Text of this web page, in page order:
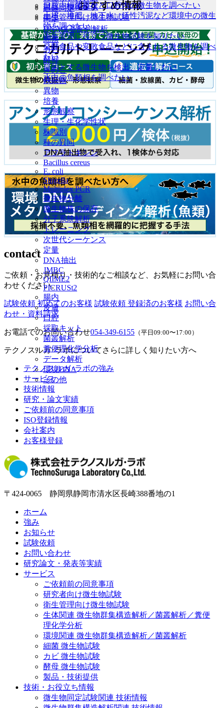
口腔内細菌叢など口腔内の微生物を調べたい
土壌、堆肥、地下水、活性汚泥など環境中の微生
物を調べたい
衛生管理に役立つ微生物試験を知りたい
発酵食品や変敗食品などに含まれる微生物を調べ
たい
目的とする微生物を検出、定量したい
水中の魚類相を調べたい
製品・技術提供
衛生管理向け微生物試験
迅速同定
同定
DNA塩基配列解析
細菌
カビ
酵母
きのこ
鉄細菌
異物
培養
形態観察
生理・生化学性状
株識別
種の異同
アフラトキシン
Bacillus cereus
E. coli
Shigella
Multiplex PCR
微生物分離
微生物株の保存
分子系統解析
トレーニング
次世代シーケンス
定量
DNA抽出
JMBC
QIIME2
PICRUSt2
腸内
皮膚
口腔
採取キット
菌叢解析
糞便理化学分析
データ解析
環境DNA
その他
おすすめ情報
contact
ご依頼・お見積り・技術的なご相談など、お気軽にお問い合
わせください。
試験依頼 初めてのお客様 試験依頼 登録済のお客様 お問い合
わせ・資料請求
お電話でのお問い合わせ054-349-6155 （平日09:00〜17:00）
テクノスルガ･ラボについてさらに詳しく知りたい方へ
テクノスルガ･ラボの強み
サービス
技術情報
研究・論文実績
ご依頼前の同意事項
ISO登録情報
会社案内
お客様登録
〒424-0065 静岡県静岡市清水区長崎388番地の1
ホーム
強み
お知らせ
試験依頼
お問い合わせ
研究論文・発表等実績
サービス
ご依頼前の同意事項
研究者向け微生物試験
衛生管理向け微生物試験
生体関連 微生物群集構造解析／菌叢解析／糞便
理化学分析
環境関連 微生物群集構造解析／菌叢解析
細菌 微生物試験
カビ 微生物試験
酵母 微生物試験
製品・技術提供
技術・お役立ち情報
微生物同定試験関連 技術情報